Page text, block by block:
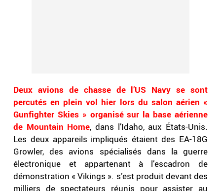
Deux avions de chasse de l’US Navy se sont
percutés en plein vol hier lors du salon aérien «
Gunfighter Skies » organisé sur la base aérienne
de Mountain Home, dans l’Idaho, aux États-Unis.
Les deux appareils impliqués étaient des EA-18G
Growler, des avions spécialisés dans la guerre
électronique et appartenant à l’escadron de
démonstration « Vikings ». s’est produit devant des
milliers de spectateurs réunis pour assister au